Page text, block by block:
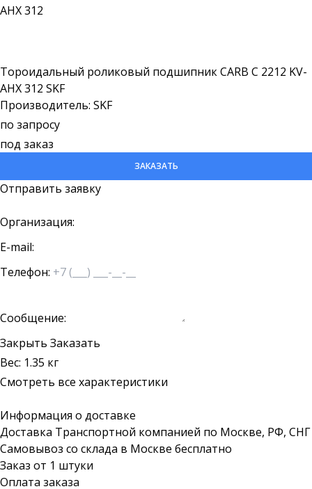
Тороидальный роликовый подшипник CARB C 2212 KV-
AHX 312 SKF
Производитель: SKF
по запросу
под заказ
ЗАКАЗАТЬ
Отправить заявку
Организация:
E-mail:
Телефон:
Сообщение:
Закрыть Заказать
Вес: 1.35 кг
Смотреть все характеристики
Информация о доставке
Доставка Транспортной компанией по Москве, РФ, СНГ
Самовывоз со склада в Москве бесплатно
Заказ от 1 штуки
Оплата заказа